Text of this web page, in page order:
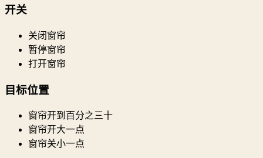
开关
关闭窗帘
暂停窗帘
打开窗帘
目标位置
窗帘开到百分之三十
窗帘开大一点
窗帘关小一点